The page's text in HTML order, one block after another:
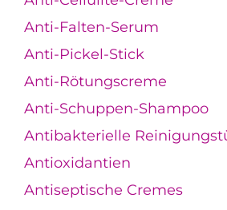
Anti-Falten-Serum
Anti-Pickel-Stick
Anti-Rötungscreme
Anti-Schuppen-Shampoo
Antibakterielle
Antioxidantien
Antiseptische Cremes